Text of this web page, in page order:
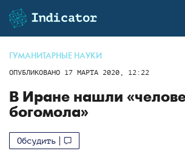
ГУМАНИТАРНЫЕ НАУКИ
ОПУБЛИКОВАНО 17 МАРТА 2020, 12:22
В Иране нашли
богомола»
Обсудить